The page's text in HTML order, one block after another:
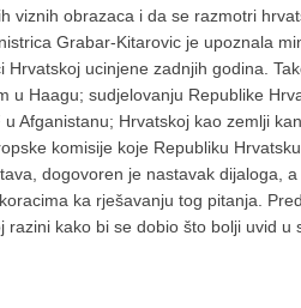
viznih obrazaca i da se razmotri
Grabar-Kitarovic je upoznala
ucinjene zadnjih godina.
u Haagu; sudjelovanju Republike
Afganistanu; Hrvatskoj kao zemlji
komisije koje Republiku
dogovoren je nastavak dijaloga,
ka rješavanju tog pitanja.
kako bi se dobio što bolji uvid u